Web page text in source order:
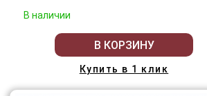
В наличии
В КОРЗИНУ
Купить в 1 клик